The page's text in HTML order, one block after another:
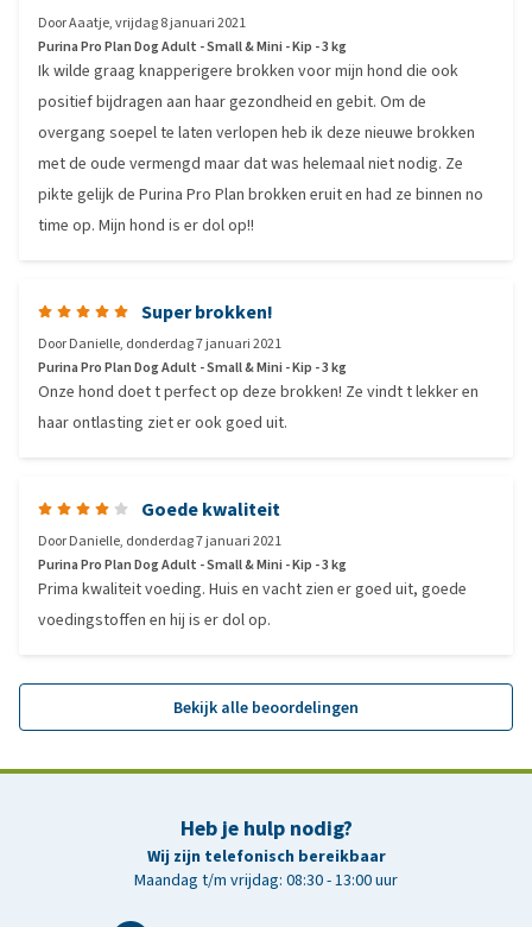
DoorAaatje,vrijdag 8 januari 2021
Purina Pro Plan Dog Adult - Small & Mini - Kip - 3 kg
Ik wilde graag knapperigere brokken voor mijn hond die ook
positief bijdragen aan haar gezondheid en gebit. Om de
overgang soepel te laten verlopen heb ik deze nieuwe brokken
met de oude vermengd maar dat was helemaal niet nodig. Ze
pikte gelijk de Purina Pro Plan brokken eruit en had ze binnen no
time op. Mijn hond is er dol op!!
Super brokken!
DoorDanielle, donderdag 7 januari 2021
Purina Pro Plan Dog Adult - Small & Mini - Kip - 3 kg
Onze hond doet t perfect op deze brokken! Ze vindt t lekker en
haar ontlasting ziet er ook goed uit.
Goede kwaliteit
DoorDanielle, donderdag 7 januari 2021
Purina Pro Plan Dog Adult - Small & Mini - Kip - 3 kg
Prima kwaliteit voeding. Huis en vacht zien er goed uit, goede
voedingstoffen en hij is er dol op.
Bekijk alle beoordelingen
Heb je hulp nodig?
Wij zijn telefonisch bereikbaar
Maandag t/m vrijdag: 08:30 - 13:00 uur